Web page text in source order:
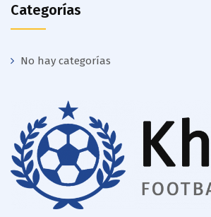
Categorías
No hay categorías